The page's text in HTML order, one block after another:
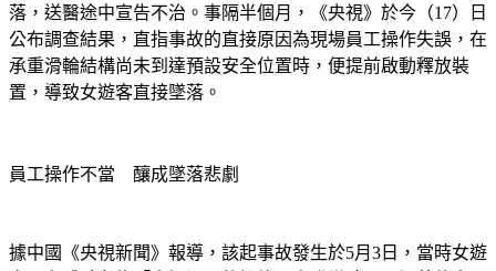
生一起死亡意外，一名年僅16歲的女遊客在體驗懸崖鞦韆時墜
落，送醫途中宣告不治。事隔半個月，《央視》於今（17）日
公布調查結果，直指事故的直接原因為現場員工操作失誤，在
承重滑輪結構尚未到達預設安全位置時，便提前啟動釋放裝